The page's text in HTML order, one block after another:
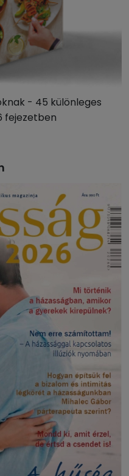
- 45 különleges
fejezetben